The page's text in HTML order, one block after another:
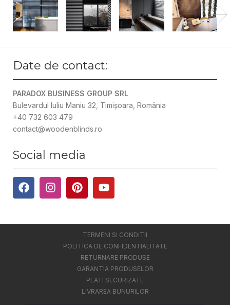
Date de contact:
PARADOX BUSINESS GROUP SRL
Bulevardul Iuliu Maniu 32, Timișoara, România
+40 732 603 479
contact@woodenblinds.ro
Social media
TERMENI SI CONDITII
POLITICA DE CONFIDENTIALITATE
RETURNARE PRODUSE
GARANTIA PRODUSELOR
PLATI SECURIZATE
LIVRAREA BUNURILOR